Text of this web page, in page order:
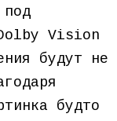
Vision
будут не
будто